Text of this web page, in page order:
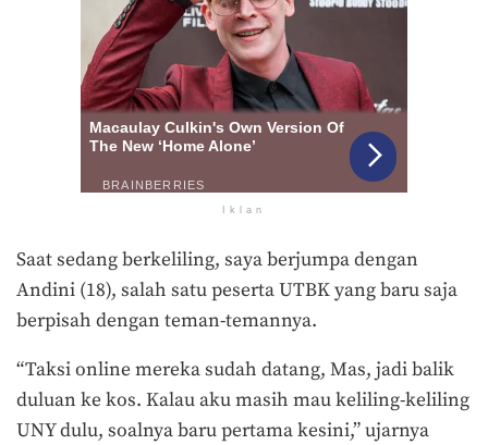
Iklan
Saat sedang berkeliling, saya berjumpa dengan
Andini (18), salah satu peserta UTBK yang baru saja
berpisah dengan teman-temannya.
“Taksi online mereka sudah datang, Mas, jadi balik
duluan ke kos. Kalau aku masih mau keliling-keliling
UNY dulu, soalnya baru pertama kesini,” ujarnya